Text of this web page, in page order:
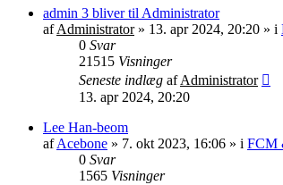
admin 3 bliver til Administrator
afAdministrator» 13. apr 2024, 20:20 » i
0 Svar
21515 Visninger
Seneste indlæg afAdministrator
13. apr 2024, 20:20
Lee Han-beom
afAcebone » 7. okt 2023, 16:06 » i FCM
0 Svar
1565 Visninger